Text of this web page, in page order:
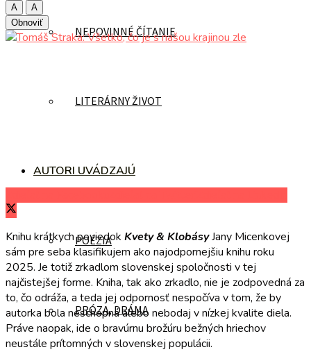
NEPOVINNÉ ČÍTANIE
LITERÁRNY ŽIVOT
AUTORI UVÁDZAJÚ
POÉZIA
PRÓZA, DRÁMA
A
A
Obnoviť
Knihu krátkych poviedok Kvety & KlobásyJany Micenkovej
sám pre seba klasifikujem ako najodpornejšiu knihu roku
2025. Je totiž zrkadlom slovenskej spoločnosti v tej
najčistejšej forme. Kniha, tak ako zrkadlo, nie je zodpovedná za
to, čo odráža, a teda jej odpornosť nespočíva v tom, že by
autorka bola neschopná alebo nebodaj v nízkej kvalite diela.
Práve naopak, ide o bravúrnu brožúru bežných hriechov
neustále prítomných v slovenskej populácii.